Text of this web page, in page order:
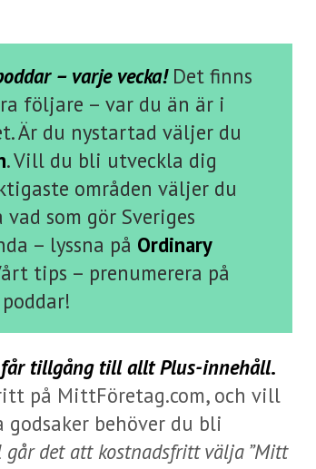
– varje vecka!Det finns
följare – var du än är i
Är du nystartad väljer du
. Vill du bli utveckla dig
områden väljer du
som gör Sveriges
– lyssna på Ordinary
tips – prenumerera på
får tillgång till allt Plus-innehåll.
på MittFöretag.com, och vill
behöver du bli
det att kostnadsfritt välja ”Mitt